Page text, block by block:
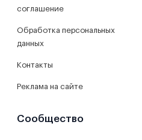
соглашение
Обработка персональных
данных
Контакты
Реклама на сайте
Сообщество